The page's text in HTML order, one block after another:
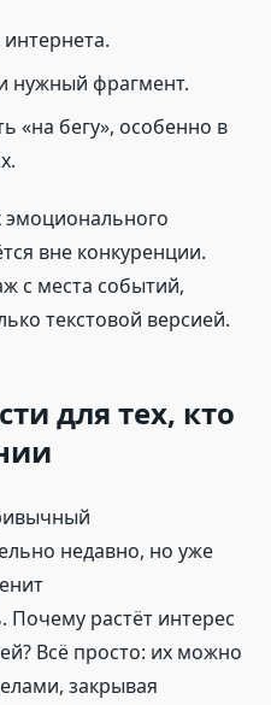
нужный фрагмент.
«на бегу», особенно в
эмоционального
вне конкуренции.
с места событий,
текстовой версией.
для тех, кто
недавно, но уже
растёт интерес
Всё просто: их можно
закрывая